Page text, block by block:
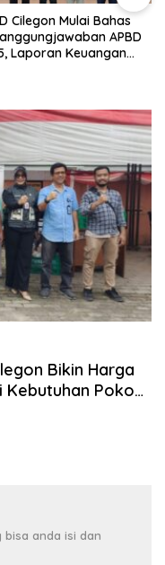
Cilegon Mulai Bahas
APBD
Laporan Keuangan
Bikin Harga
Kebutuhan Pokok
bisa anda isi dan